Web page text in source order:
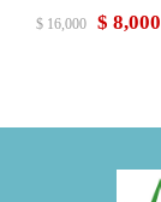
$ 16,000 $ 8,000